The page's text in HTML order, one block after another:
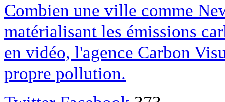
Combien une ville comme
matérialisant les émissions
en vidéo, l'agence Carbon
propre pollution.